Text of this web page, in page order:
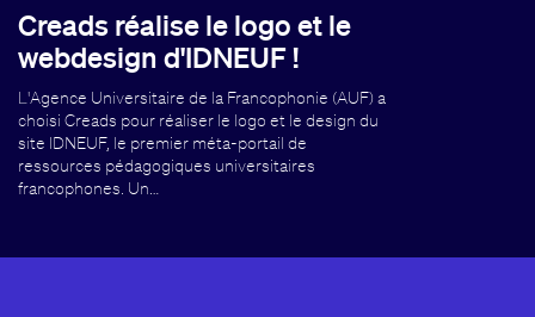
Creads réalise le logo et le
webdesign d'IDNEUF !
L'Agence Universitaire de la Francophonie (AUF) a
choisi Creads pour réaliser le logo et le design du
site IDNEUF, le premier méta-portail de
ressources pédagogiques universitaires
francophones. Un…